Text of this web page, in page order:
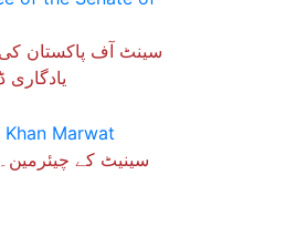
سینٹ آف پاکستان کی
یادگاری
سینیٹ کے